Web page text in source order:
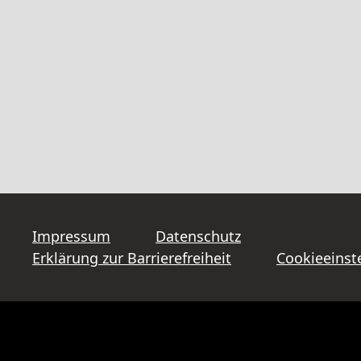
Impressum
Datenschutz
Erklärung zur Barrierefreiheit